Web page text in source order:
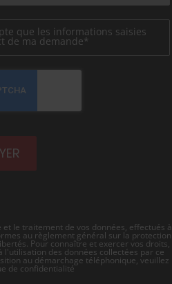
que les informations saisies
de ma demande*
et le traitement de vos données, effectués à
au règlement général sur la protection
Pour connaître et exercer vos droits,
des données collectées par ce
au démarchage téléphonique, veuillez
de confidentialité